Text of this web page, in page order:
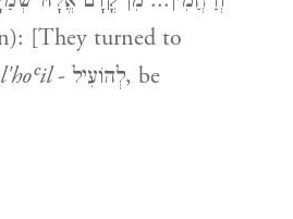
[They turned to
l'hoʿil- לְהוֹעִיל, be